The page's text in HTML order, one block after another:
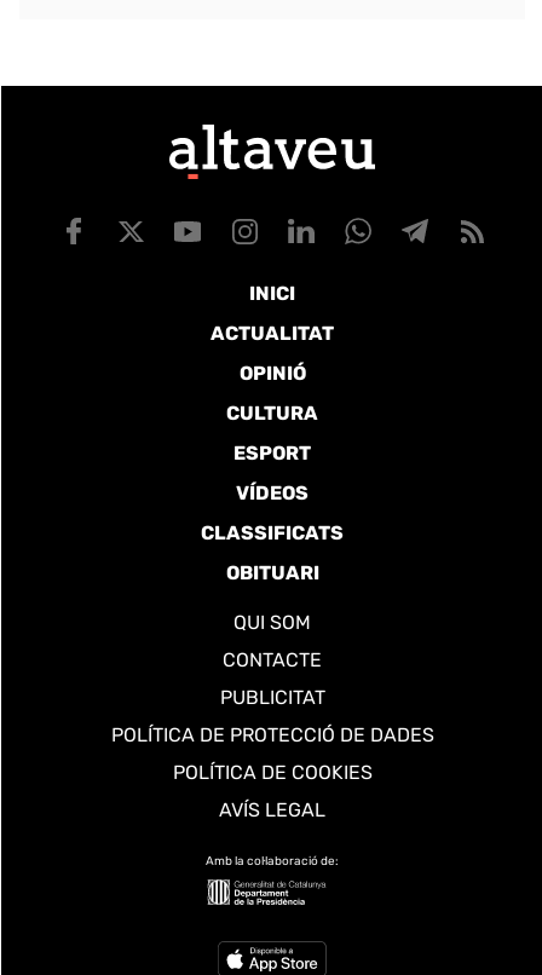
INICI
ACTUALITAT
OPINIÓ
CULTURA
ESPORT
VÍDEOS
CLASSIFICATS
OBITUARI
QUI SOM
CONTACTE
PUBLICITAT
POLÍTICA DE PROTECCIÓ DE DADES
POLÍTICA DE COOKIES
AVÍS LEGAL
Amb la col·laboració de: